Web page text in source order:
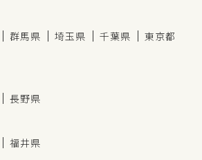
群馬県 埼玉県 千葉県
東京都
長野県
福井県